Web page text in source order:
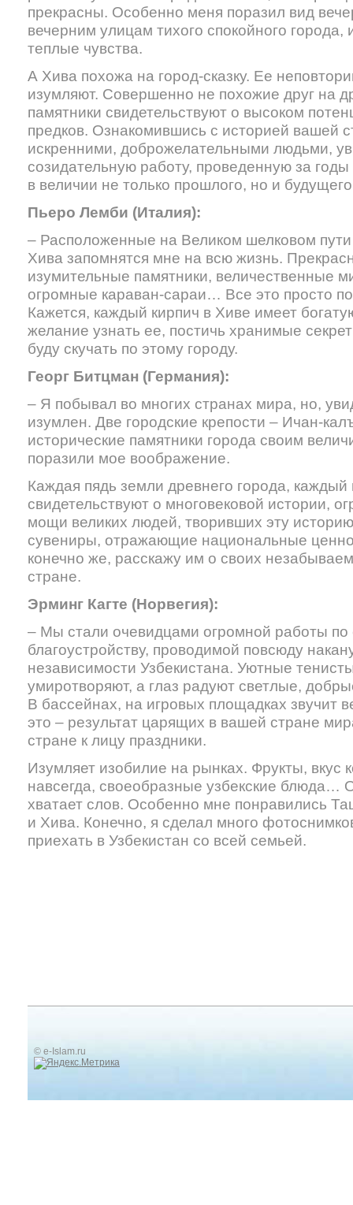
прекрасны. Особенно меня поразил вид
вечерним улицам тихого спокойного
теплые чувства.
А Хива похожа на город-сказку. Ее
изумляют. Совершенно не похожие друг на
памятники свидетельствуют о высоком
предков. Ознакомившись с историей вашей
искренними, доброжелательными людьми,
созидательную работу, проведенную за
в величии не только прошлого, но и
Пьеро Лемби (Италия):
– Расположенные на Великом шелковом
Хива запомнятся мне на всю жизнь.
изумительные памятники, величественные
огромные караван-сараи… Все это просто
Кажется, каждый кирпич в Хиве имеет
желание узнать ее, постичь хранимые
буду скучать по этому городу.
Георг Битцман (Германия):
– Я побывал во многих странах мира, но,
изумлен. Две городские крепости – Ичан-
исторические памятники города своим
поразили мое воображение.
Каждая пядь земли древнего города, каждый
свидетельствуют о многовековой истории,
мощи великих людей, творивших эту
сувениры, отражающие национальные
конечно же, расскажу им о своих
стране.
Эрминг Кагте (Норвегия):
– Мы стали очевидцами огромной работы по
благоустройству, проводимой повсюду
независимости Узбекистана. Уютные
умиротворяют, а глаз радуют светлые,
В бассейнах, на игровых площадках звучит
это – результат царящих в вашей стране
стране к лицу праздники.
Изумляет изобилие на рынках. Фрукты, вкус
навсегда, своеобразные узбекские блюда…
хватает слов. Особенно мне понравились
и Хива. Конечно, я сделал много
приехать в Узбекистан со всей семьей.
© e-Islam.ru